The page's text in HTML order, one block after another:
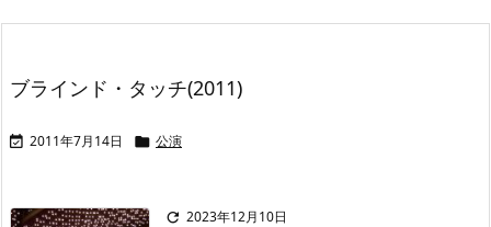
ブラインド・タッチ(2011)
 2011年7月14日  公演
 2023年12月10日